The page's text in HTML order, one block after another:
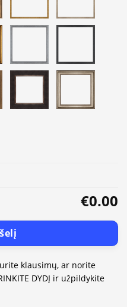
€0.00
klausimų, ar norite
DYDĮ ir užpildykite